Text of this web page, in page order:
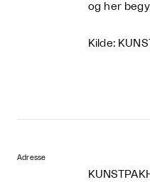
og her
Kilde:
Adresse